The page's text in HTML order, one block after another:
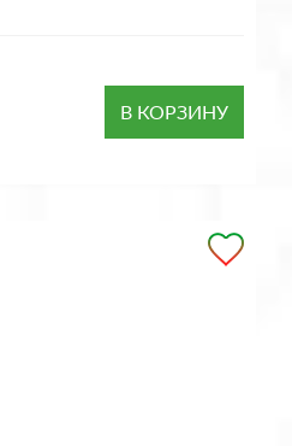
В КОРЗИНУ